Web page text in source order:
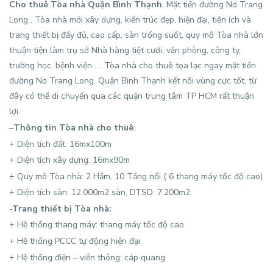
Cho thuê Tòa nhà Quận Bình Thạnh, Mặt tiền đường Nơ Trang
Long . Tòa nhà mới xây dựng, kiến trúc đẹp, hiện đại, tiện ích và
trang thiết bị đầy đủ, cao cấp, sàn trống suốt, quy mô Tòa nhà lớn
thuận tiện làm trụ sở Nhà hàng tiệt cưới, văn phòng, công ty,
trường học, bệnh viện …. Tòa nhà cho thuê tọa lạc ngay mặt tiền
đường Nơ Trang Long, Quận Bình Thạnh kết nối vùng cực tốt, từ
đây có thể di chuyển qua các quận trung tâm TP HCM rất thuận
lợi.
–Thông tin Tòa nhà cho thuê:
+ Diện tích đất: 16mx100m
+ Diện tích xây dựng: 16mx90m
+ Quy mô Tòa nhà: 2 Hầm, 10 Tầng nổi ( 6 thang máy tốc độ cao)
+ Diện tích sàn: 12.000m2 sàn, DTSD: 7.200m2
-Trang thiết bị Tòa nhà:
+ Hệ thống thang máy: thang máy tốc độ cao
+ Hệ thống PCCC tự động hiện đại
+ Hệ thống điện – viễn thông: cáp quang